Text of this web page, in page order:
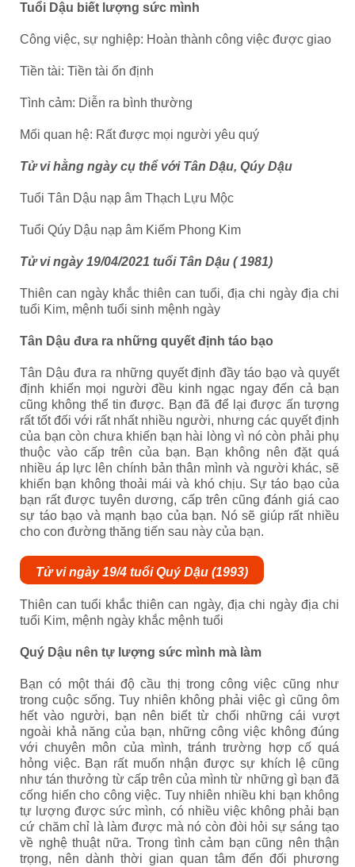
Tuổi Dậu biết lượng sức mình
Công việc, sự nghiệp: Hoàn thành công việc được giao
Tiền tài: Tiền tài ổn định
Tình cảm: Diễn ra bình thường
Mối quan hệ: Rất được mọi người yêu quý
Tử vi hằng ngày cụ thể với Tân Dậu, Qúy Dậu
Tuổi Tân Dậu nạp âm Thạch Lựu Mộc
Tuổi Qúy Dậu nạp âm Kiếm Phong Kim
Tử vi ngày 19/04/2021 tuổi Tân Dậu ( 1981)
Thiên can ngày khắc thiên can tuổi, địa chi ngày địa chi
tuổi Kim, mệnh tuổi sinh mệnh ngày
Tân Dậu đưa ra những quyết định táo bạo
Tân Dậu đưa ra những quyết định đầy táo bạo và quyết
định khiến mọi người đều kinh ngạc ngay đến cả bạn
cũng không thể tin được. Bạn đã để lại được ấn tượng
rất tốt đối với rất nhất nhiều người, nhưng các quyết định
của bạn còn chưa khiến bạn hài lòng vì nó còn phải phụ
thuộc vào cấp trên của bạn. Bạn không nên đặt quá
nhiều áp lực lên chính bản thân mình và người khác, sẽ
khiến bạn không thoải mái và khó chịu. Sự táo bạo của
bạn rất được tuyên dương, cấp trên cũng đánh giá cao
sự táo bạo và mạnh bạo của bạn. Nó sẽ giúp rất nhiều
cho con đường thăng tiến sau này của bạn.
Tử vi ngày 19/4 tuổi Quý Dậu (1993)
Thiên can tuổi khắc thiên can ngày, địa chi ngày địa chi
tuổi Kim, mệnh ngày khắc mệnh tuổi
Quý Dậu nên tự lượng sức mình mà làm
Bạn có một thái độ cầu thị trong công việc cũng như
trong cuộc sống. Tuy nhiên không phải việc gì cũng ôm
hết vào người, bạn nên biết từ chối những cái vượt
ngoài khả năng của bạn, những công việc không đúng
với chuyên môn của mình, tránh trường hợp cố quá
hỏng việc. Bạn rất muốn nhận được sự khích lệ cũng
như tán thưởng từ cấp trên của mình từ những gì bạn đã
cống hiến cho công việc. Tuy nhiên nhiều khi bạn không
tự lượng được sức mình, có nhiều việc không phải bạn
cứ chăm chỉ là làm được mà nó còn đòi hỏi sự sáng tạo
về nghệ thuật nữa. Trong tình cảm bạn cũng nên thận
trọng, nên dành thời gian quan tâm đến đối phương